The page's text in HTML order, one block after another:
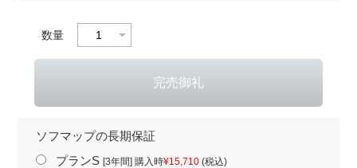
数量
ソフマップの長期保証
プランS [3年間] 購入時¥15,710(税込)